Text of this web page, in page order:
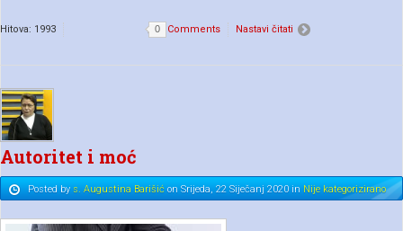
Comments Nastavi čitati
Hitova: 1993 0
Autoritet i moć
Posted bys. Augustina Barišić onSrijeda, 22 Siječanj 2020 in Nije kategorizirano